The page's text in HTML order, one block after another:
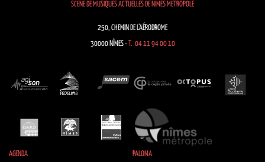
SCÈNE DE MUSIQUES ACTUELLES DE NÎMES MÉTROPOLE
250, CHEMIN DE L’AÉRODROME
30000 NÎMES -T. 04 11 94 00 10
AGENDA PALOMA